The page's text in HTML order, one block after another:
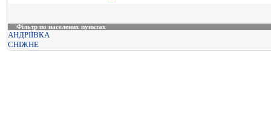
Фільтр по населених пунктах
АНДРІЇВКА
СНІЖНЕ